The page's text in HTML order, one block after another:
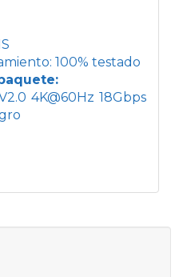
100% testado
4K@60Hz 18Gbps